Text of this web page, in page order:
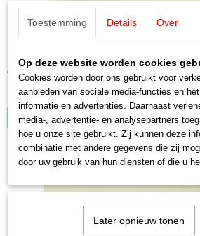
Märklin 46158 "Orgeltransport"
€ 29,50
Op voorraad
IN WINKELWAGEN
Toestemming Details Over
Op deze website worden cookies
Cookies worden door ons gebruikt voor
aanbieden van sociale media-functies en
informatie en advertenties. Daarnaast
media-, advertentie- en analysepartners
hoe u onze site gebruikt. Zij kunnen deze
combinatie met andere gegevens die zij
door uw gebruik van hun diensten of die u
Later opnieuw tonen